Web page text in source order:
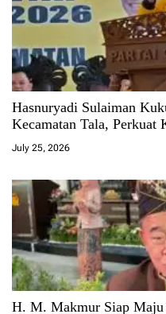
Hasnuryadi Sulaiman
Kecamatan Tala, Perkuat
July 25, 2026
H. M. Makmur Siap Maju